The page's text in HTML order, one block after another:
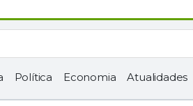
Política Economia Atualidades